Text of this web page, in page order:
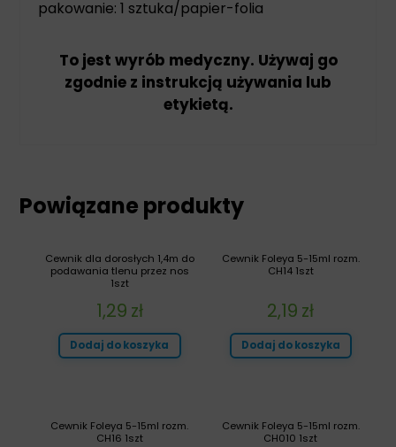
pakowanie: 1 sztuka/papier-folia
To jest wyrób medyczny. Używaj go
zgodnie z instrukcją używania lub
etykietą.
Powiązane produkty
Cewnik Foleya 5-15ml rozm.
CH14 1szt
2,19 zł
Dodaj do koszyka
Cewnik dla dorosłych 1,4m do
podawania tlenu przez nos
1szt
1,29 zł
Dodaj do koszyka
Cewnik Foleya 5-15ml rozm.
CH010 1szt
Cewnik Foleya 5-15ml rozm.
CH16 1szt